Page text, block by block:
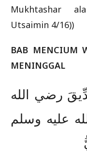
Mukhtashar
Utsaimin 4/16))
BAB MENCIUM
MENINGGAL
رضي الله
عليه وسلم